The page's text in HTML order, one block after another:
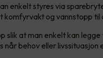
enkelt styres via
komfyrvakt og vannstopp til
slik at man enkelt kan
når behov eller livssituasjon